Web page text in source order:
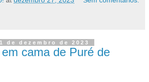
de dezembro de 2023
cama de Puré de